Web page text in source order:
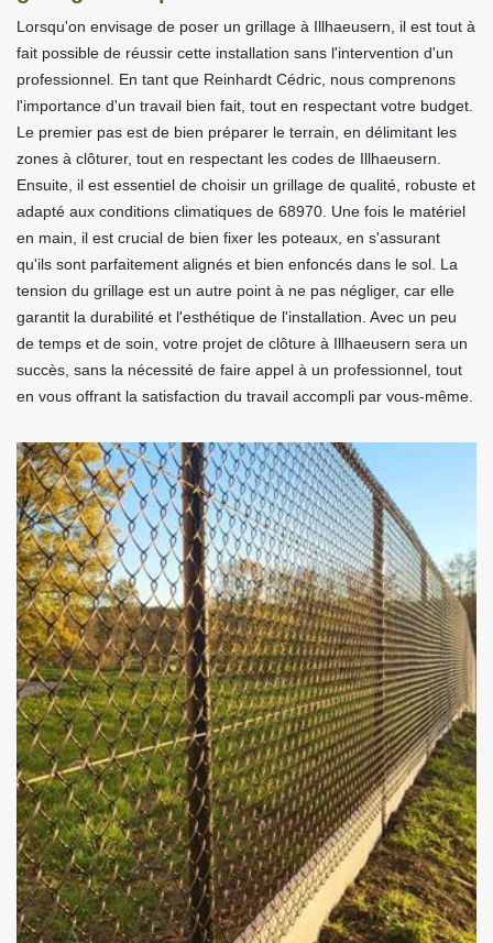
Lorsqu'on envisage de poser un grillage à Illhaeusern, il est tout à
fait possible de réussir cette installation sans l'intervention d'un
professionnel. En tant que Reinhardt Cédric, nous comprenons
l'importance d'un travail bien fait, tout en respectant votre budget.
Le premier pas est de bien préparer le terrain, en délimitant les
zones à clôturer, tout en respectant les codes de Illhaeusern.
Ensuite, il est essentiel de choisir un grillage de qualité, robuste et
adapté aux conditions climatiques de 68970. Une fois le matériel
en main, il est crucial de bien fixer les poteaux, en s'assurant
qu'ils sont parfaitement alignés et bien enfoncés dans le sol. La
tension du grillage est un autre point à ne pas négliger, car elle
garantit la durabilité et l'esthétique de l'installation. Avec un peu
de temps et de soin, votre projet de clôture à Illhaeusern sera un
succès, sans la nécessité de faire appel à un professionnel, tout
en vous offrant la satisfaction du travail accompli par vous-même.